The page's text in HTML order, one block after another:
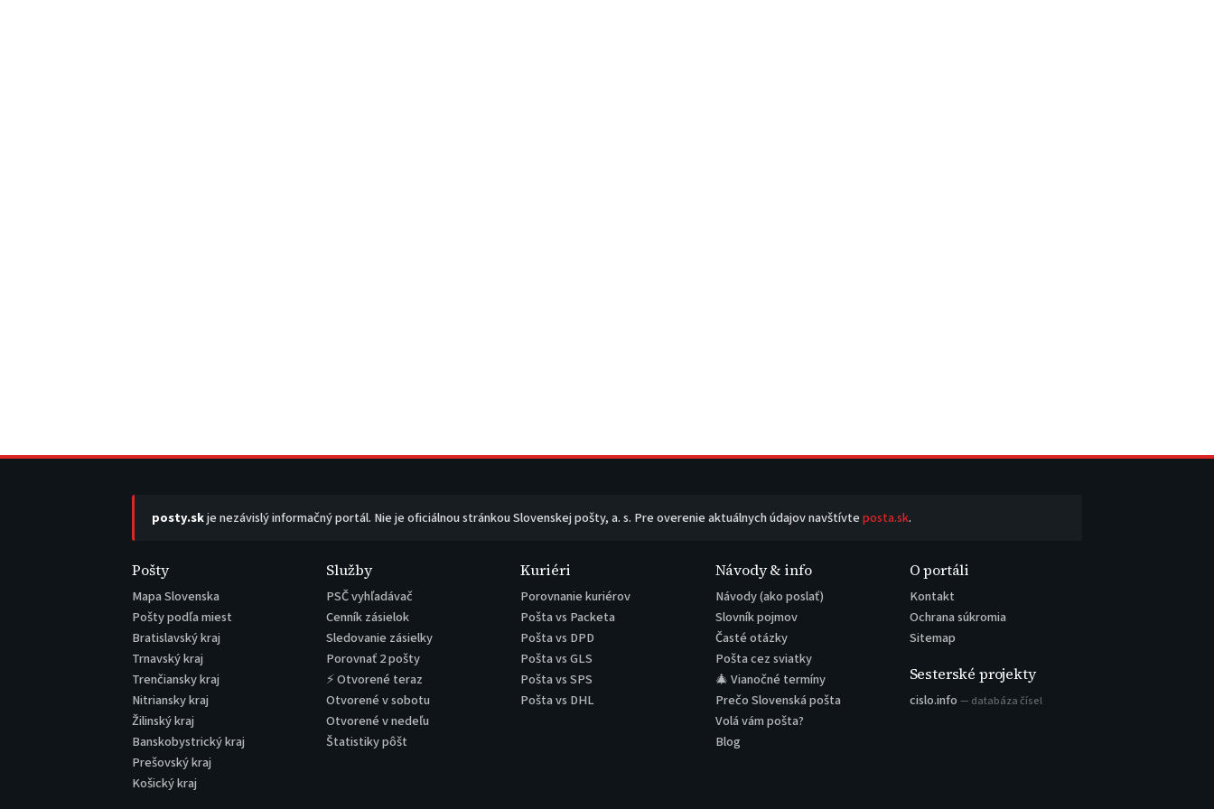
posty.skje nezávislý informačný portál. Nie je oficiálnou stránkou Slovenskej pošty, a. s. Pre overenie aktuálnych údajov navštívteposta.sk.
Pošty
Mapa Slovenska
Pošty podľa miest
Bratislavský kraj
Trnavský kraj
Trenčiansky kraj
Nitriansky kraj
Žilinský kraj
Banskobystrický kraj
Prešovský kraj
Košický kraj
Služby
PSČ vyhľadávač
Cenník zásielok
Sledovanie zásielky
Porovnať 2 pošty
⚡ Otvorené teraz
Otvorené v sobotu
Otvorené v nedeľu
Štatistiky pôšt
Kuriéri
Porovnanie kuriérov
Pošta vs Packeta
Pošta vs DPD
Pošta vs GLS
Pošta vs SPS
Pošta vs DHL
Návody & info
Návody (ako poslať)
Slovník pojmov
Časté otázky
Pošta cez sviatky
🎄 Vianočné termíny
Prečo Slovenská pošta
Volá vám pošta?
Blog
O portáli
Kontakt
Ochrana súkromia
Sitemap
Sesterské projekty
cislo.info — databáza čísel